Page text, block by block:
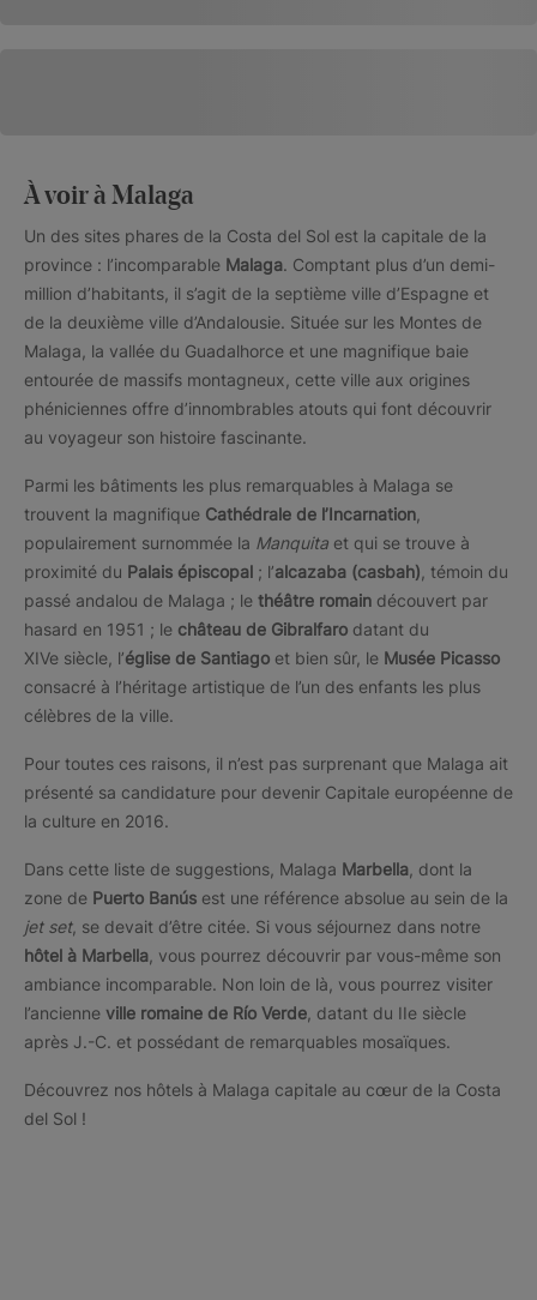
À voir à Malaga
Un des sites phares de la Costa del Sol est la capitale de la
province : l’incomparable Malaga. Comptant plus d’un demi-
million d’habitants, il s’agit de la septième ville d’Espagne et
de la deuxième ville d’Andalousie. Située sur les Montes de
Malaga, la vallée du Guadalhorce et une magnifique baie
entourée de massifs montagneux, cette ville aux origines
phéniciennes offre d’innombrables atouts qui font découvrir
au voyageur son histoire fascinante.
Parmi les bâtiments les plus remarquables à Malaga se
trouvent la magnifique Cathédrale de l’Incarnation
populairement surnommée la Manquita et qui se trouve à
proximité du Palais épiscopal ; l’alcazaba (casbah) , témoin du
passé andalou de Malaga ; le théâtre romain découvert par
hasard en 1951 ; le château de Gibralfaro datant du
XIVe siècle, l’église de Santiago et bien sûr, le Musée Picasso
consacré à l’héritage artistique de l’un des enfants les plus
célèbres de la ville.
Pour toutes ces raisons, il n’est pas surprenant que Malaga ait
présenté sa candidature pour devenir Capitale européenne de
la culture en 2016.
Dans cette liste de suggestions, Malaga Marbella , dont la
zone de Puerto Banús est une référence absolue au sein de la
jet set, se devait d’être citée. Si vous séjournez dans notre
hôtel à Marbella , vous pourrez découvrir par vous-même son
ambiance incomparable. Non loin de là, vous pourrez visiter
l’ancienne ville romaine de Río Verde , datant du IIe siècle
après J.-C. et possédant de remarquables mosaïques.
Découvrez nos hôtels à Malaga capitale au cœur de la Costa
del Sol !